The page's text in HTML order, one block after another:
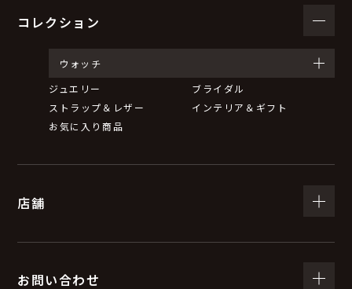
コレクション
ウォッチ
ジュエリー
ブライダル
ストラップ＆レザー
インテリア＆ギフト
お気に入り商品
店舗
お問い合わせ